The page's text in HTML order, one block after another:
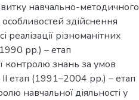
навчально-методичного
здійснення
реалізації різноманітних
рр.) – етап
контролю знань за умов
ІІ етап (1991–2004 рр.) – етап
навчальної діяльності у